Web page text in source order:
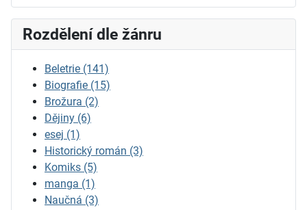
Rozdělení dle žánru
Beletrie (141)
Biografie (15)
Brožura (2)
Dějiny (6)
esej (1)
Historický román (3)
Komiks (5)
manga (1)
Naučná (3)